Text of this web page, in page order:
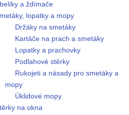
a ždímače
lopatky a mopy
Držáky na smetáky
Kartáče na prach a smetáky
Lopatky a prachovky
Podlahové stěrky
Rukojeti a násady pro smetáky a
mopy
Úklidové mopy
na okna